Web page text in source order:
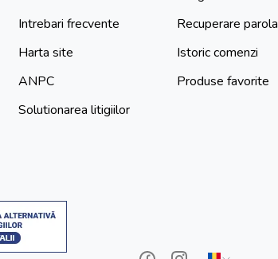
Intrebari frecvente
Harta site
ANPC
Solutionarea litigiilor
Recuperare parola
Istoric comenzi
Produse favorite